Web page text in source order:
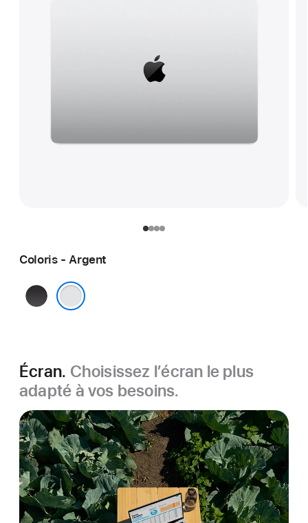
Coloris - Argent
Noir sidéral
Écran. Choisissez l’écran le plus
adapté à vos besoins.